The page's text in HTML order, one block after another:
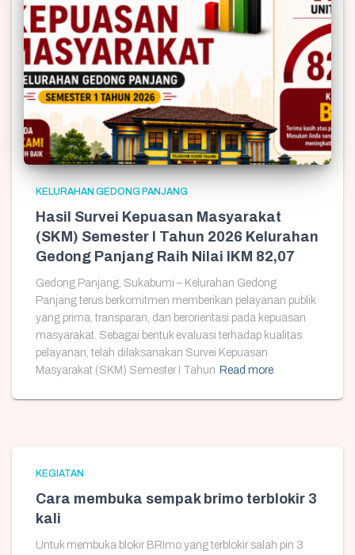
KELURAHAN GEDONG PANJANG
Hasil Survei Kepuasan Masyarakat
(SKM) Semester I Tahun 2026 Kelurahan
Gedong Panjang Raih Nilai IKM 82,07
Gedong Panjang, Sukabumi – Kelurahan Gedong
Panjang terus berkomitmen memberikan pelayanan publik
yang prima, transparan, dan berorientasi pada kepuasan
masyarakat. Sebagai bentuk evaluasi terhadap kualitas
pelayanan, telah dilaksanakan Survei Kepuasan
Masyarakat (SKM) Semester I Tahun Read more
KEGIATAN
Cara membuka sempak brimo terblokir 3
kali
Untuk membuka blokir BRImo yang terblokir salah pin 3